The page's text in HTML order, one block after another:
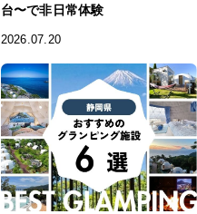
台〜で非日常体験
2026.07.20